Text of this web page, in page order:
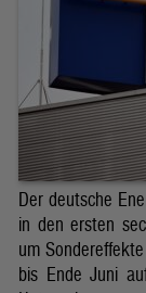
Der deutsche
in den ersten
um
bis Ende Juni